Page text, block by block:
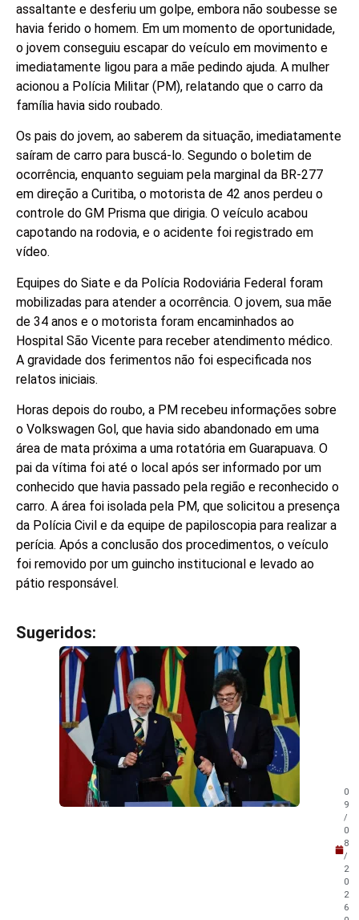
assaltante e desferiu um golpe, embora não soubesse se
havia ferido o homem. Em um momento de oportunidade,
o jovem conseguiu escapar do veículo em movimento e
imediatamente ligou para a mãe pedindo ajuda. A mulher
acionou a Polícia Militar (PM), relatando que o carro da
família havia sido roubado.
Os pais do jovem, ao saberem da situação, imediatamente
saíram de carro para buscá-lo. Segundo o boletim de
ocorrência, enquanto seguiam pela marginal da BR-277
em direção a Curitiba, o motorista de 42 anos perdeu o
controle do GM Prisma que dirigia. O veículo acabou
capotando na rodovia, e o acidente foi registrado em
vídeo.
Equipes do Siate e da Polícia Rodoviária Federal foram
mobilizadas para atender a ocorrência. O jovem, sua mãe
de 34 anos e o motorista foram encaminhados ao
Hospital São Vicente para receber atendimento médico.
A gravidade dos ferimentos não foi especificada nos
relatos iniciais.
Horas depois do roubo, a PM recebeu informações sobre
o Volkswagen Gol, que havia sido abandonado em uma
área de mata próxima a uma rotatória em Guarapuava. O
pai da vítima foi até o local após ser informado por um
conhecido que havia passado pela região e reconhecido o
carro. A área foi isolada pela PM, que solicitou a presença
da Polícia Civil e da equipe de papiloscopia para realizar a
perícia. Após a conclusão dos procedimentos, o veículo
foi removido por um guincho institucional e levado ao
pátio responsável.
Sugeridos:
0
9
/
0
8
/
2
0
2
6